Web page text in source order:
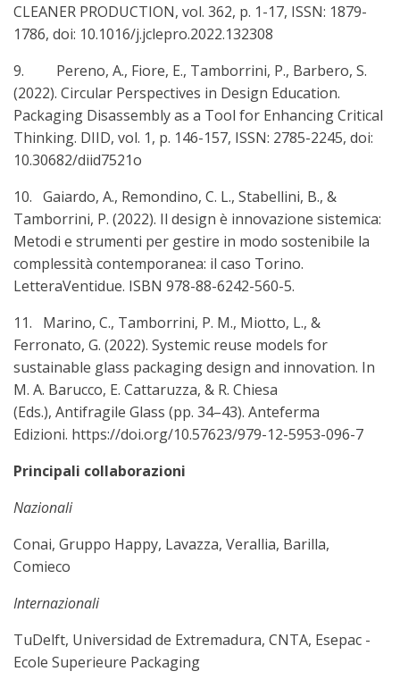
CLEANER PRODUCTION, vol. 362, p. 1-17, ISSN: 1879-
1786, doi: 10.1016/j.jclepro.2022.132308
9. Pereno, A., Fiore, E., Tamborrini, P., Barbero, S.
(2022). Circular Perspectives in Design Education.
Packaging Disassembly as a Tool for Enhancing Critical
Thinking. DIID, vol. 1, p. 146-157, ISSN: 2785-2245, doi:
10.30682/diid7521o
10. Gaiardo, A., Remondino, C. L., Stabellini, B., &
Tamborrini, P. (2022). Il design è innovazione sistemica:
Metodi e strumenti per gestire in modo sostenibile la
complessità contemporanea: il caso Torino.
LetteraVentidue. ISBN 978-88-6242-560-5.
11. Marino, C., Tamborrini, P. M., Miotto, L., &
Ferronato, G. (2022). Systemic reuse models for
sustainable glass packaging design and innovation. In
M. A. Barucco, E. Cattaruzza, & R. Chiesa
(Eds.), Antifragile Glass (pp. 34–43). Anteferma
Edizioni. https://doi.org/10.57623/979-12-5953-096-7
Principali collaborazioni
Nazionali
Conai, Gruppo Happy, Lavazza, Verallia, Barilla,
Comieco
Internazionali
TuDelft, Universidad de Extremadura, CNTA, Esepac -
Ecole Superieure Packaging